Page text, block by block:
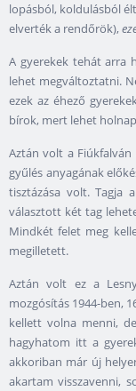
lopásból, koldulásból
elverték a rendőrök),
A gyerekek tehát arra
lehet megváltoztatni.
ezek az éhező
bírok, mert lehet
Aztán volt a
gyűlés anyagának
tisztázása volt. Tagja
választott két tag
Mindkét felet meg
megilletett.
Aztán volt ez a
mozgósítás 1944-ben,
kellett volna menni,
hagyhatom itt a
akkoriban már új
akartam visszavenni,